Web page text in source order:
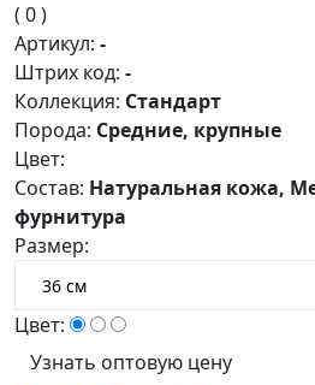
( 0 )
Артикул: -
Штрих код: -
Коллекция: Стандарт
Порода: Средние, крупные
Цвет:
Состав: Натуральная кожа,
фурнитура
Размер:
Цвет:
Узнать оптовую цену